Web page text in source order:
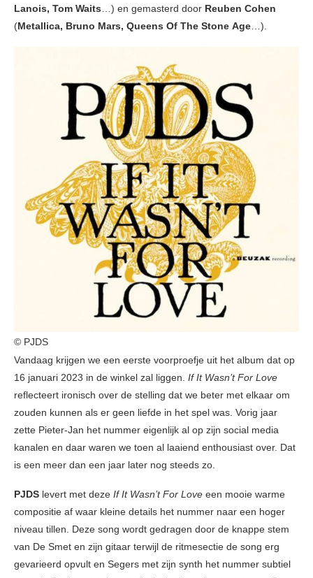
Lanois, Tom Waits…) en gemasterd door Reuben Cohen
(Metallica, Bruno Mars, Queens Of The Stone Age…).
© PJDS
Vandaag krijgen we een eerste voorproefje uit het album dat op
16 januari 2023 in de winkel zal liggen. If It Wasn’t For Love
reflecteert ironisch over de stelling dat we beter met elkaar om
zouden kunnen als er geen liefde in het spel was. Vorig jaar
zette Pieter-Jan het nummer eigenlijk al op zijn social media
kanalen en daar waren we toen al laaiend enthousiast over. Dat
is een meer dan een jaar later nog steeds zo.
PJDS levert met deze If It Wasn’t For Love een mooie warme
compositie af waar kleine details het nummer naar een hoger
niveau tillen. Deze song wordt gedragen door de knappe stem
van De Smet en zijn gitaar terwijl de ritmesectie de song erg
gevarieerd opvult en Segers met zijn synth het nummer subtiel